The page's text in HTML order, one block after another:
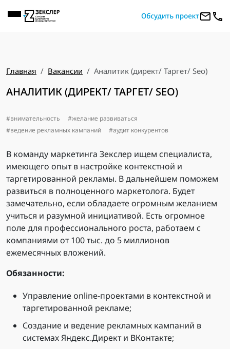
Главная Вакансии Аналитик (директ/ Таргет/ Seo)
АНАЛИТИК (ДИРЕКТ/ ТАРГЕТ/ SEO)
внимательность
желание развиваться
ведение рекламных кампаний
аудит конкурентов
В команду маркетинга Зекслер ищем специалиста,
имеющего опыт в настройке контекстной и
таргетированной рекламы. В дальнейшем поможем
развиться в полноценного маркетолога. Будет
замечательно, если обладаете огромным желанием
учиться и разумной инициативой. Есть огромное
поле для профессионального роста, работаем с
компаниями от 100 тыс. до 5 миллионов
ежемесячных вложений.
Обязанности:
Управление online-проектами в контекстной и
таргетированной рекламе;
Создание и ведение рекламных кампаний в
системах Яндекс.Директ и ВКонтакте;